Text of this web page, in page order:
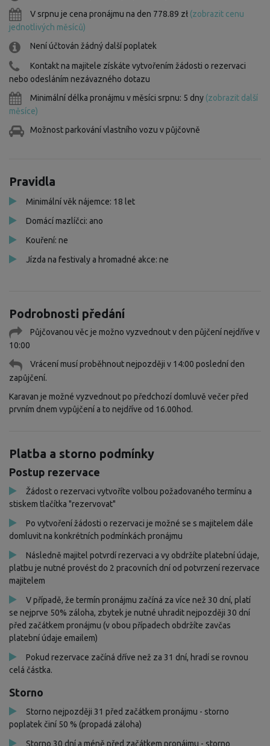
V srpnu je cena pronájmu na den 778.89 zł (zobrazit cenu
jednotlivých měsíců)
Není účtován žádný další poplatek
Kontakt na majitele získáte vytvořením žádosti o rezervaci
nebo odesláním nezávazného dotazu
Minimální délka pronájmu v měsíci srpnu: 5 dny (zobrazit další
měsíce)
Možnost parkování vlastního vozu v půjčovně
Pravidla
Minimální věk nájemce: 18 let
Domácí mazlíčci: ano
Kouření: ne
Jízda na festivaly a hromadné akce: ne
Podrobnosti předání
Půjčovanou věc je možno vyzvednout v den půjčení nejdříve v
10:00
Vrácení musí proběhnout nejpozději v 14:00 poslední den
zapůjčení.
Karavan je možné vyzvednout po předchozí domluvě večer před
prvním dnem vypůjčení a to nejdříve od 16.00hod.
Platba a storno podmínky
Postup rezervace
Žádost o rezervaci vytvoříte volbou požadovaného termínu a
stiskem tlačítka "rezervovat"
Po vytvoření žádosti o rezervaci je možné se s majitelem dále
domluvit na konkrétních podmínkách pronájmu
Následně majitel potvrdí rezervaci a vy obdržíte platební údaje,
platbu je nutné provést do 2 pracovních dní od potvrzení rezervace
majitelem
V případě, že termín pronájmu začíná za více než 30 dní, platí
se nejprve 50% záloha, zbytek je nutné uhradit nejpozději 30 dní
před začátkem pronájmu (v obou případech obdržíte zavčas
platební údaje emailem)
Pokud rezervace začíná dříve než za 31 dní, hradí se rovnou
celá částka.
Storno
Storno nejpozději 31 před začátkem pronájmu - storno
poplatek činí 50 % (propadá záloha)
Storno 30 dní a méně před začátkem pronájmu - storno